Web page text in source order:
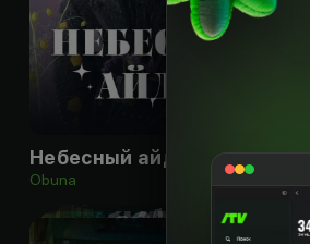
Небесный айдол
Obuna